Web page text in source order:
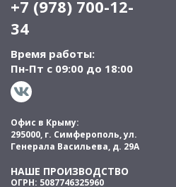
+7 (978) 700-12-
34
Время работы:
Пн-Пт с 09:00 до 18:00
Офис в Крыму:
295000, г. Симферополь, ул.
Генерала Васильева, д. 29А
ОГРН: 5087746325960
НАШЕ ПРОИЗВОДСТВО